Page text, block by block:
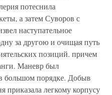
потеснила
а затем Суворов с
наступательное
за другою и очищая путь
позиций. причем
Маневр был
большом порядке. Добыв
приказала легкому корпусу